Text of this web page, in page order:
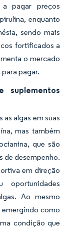
pagar preços
enquanto
sendo mais
fortificados a
o mercado
pagar.
suplementos
algas em suas
mas também
que são
de desempenho.
em direção
Ao mesmo
como
condição que